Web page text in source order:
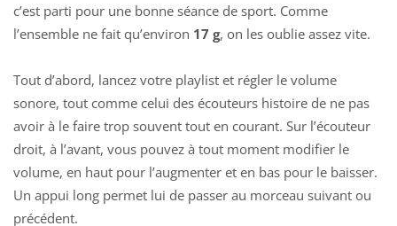
c’est parti pour une bonne séance de sport. Comme
l’ensemble ne fait qu’environ 17 g, on les oublie assez vite.
Tout d’abord, lancez votre playlist et régler le volume
sonore, tout comme celui des écouteurs histoire de ne pas
avoir à le faire trop souvent tout en courant. Sur l’écouteur
droit, à l’avant, vous pouvez à tout moment modifier le
volume, en haut pour l’augmenter et en bas pour le baisser.
Un appui long permet lui de passer au morceau suivant ou
précédent.